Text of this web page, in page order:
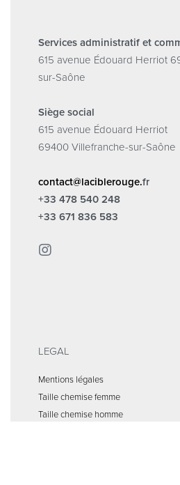
Services administratif et
615 avenue Édouard Herriot
sur-Saône
Siège social
615 avenue Édouard Herriot
69400 Villefranche-sur-Saône
contact@laciblerouge.fr
+33 478 540 248
+33 671 836 583
LEGAL
Mentions légales
Taille chemise femme
Taille chemise homme